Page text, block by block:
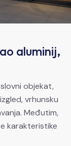
aluminij,
objekat,
vrhunsku
Međutim,
karakteristike